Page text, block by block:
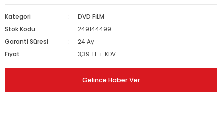
Kategori
DVD FİLM
Stok Kodu
249144499
Garanti Süresi
24 Ay
Fiyat
3,39 TL + KDV
Gelince Haber Ver